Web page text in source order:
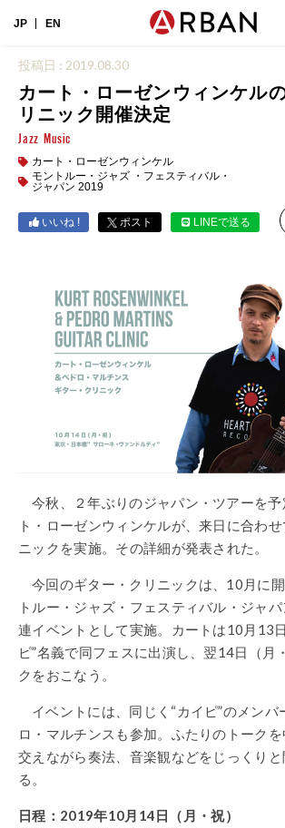
JP EN
投稿日 : 2019.08.30
カート・ローゼンウィンケル
リニック開催決定
Jazz Music
カート・ローゼンウィンケル
モントルー・ジャズ ・フェスティバル・
ジャパン 2019
いいね ! ポスト LINEで送る
今秋、２年ぶりのジャパン・ツアーを
ト・ローゼンウィンケルが、来日に合わ
ニックを実施。その詳細が発表された。
今回のギター・クリニックは、10月に
トルー・ジャズ・フェスティバル・ジャ
連イベントとして実施。カートは10月13
ピ”名義で同フェスに出演し、翌14日（月
クをおこなう。
イベントには、同じく“カイピ”のメンバ
ロ・マルチンスも参加。ふたりのトーク
交えながら奏法、音楽観などをじっくりと
る。
日程：2019年10月14日（月・祝）